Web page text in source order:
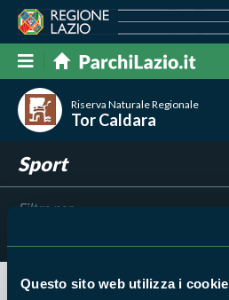
Questo sito web utilizza i cookie
Riserva Naturale Regionale
Tor Caldara
Sport
Filtra per
Risultati trovati:0